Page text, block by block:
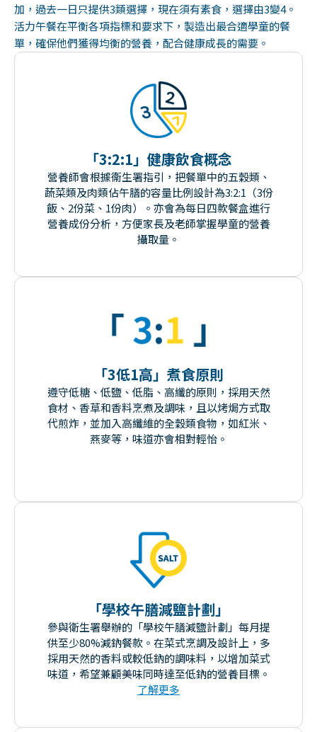
加，過去一日只提供3類選擇，現在須有素食，選擇由3變4。
活力午餐在平衡各項指標和要求下，製造出最合適學童的餐
單，確保他們獲得均衡的營養，配合健康成長的需要。
「3:2:1」健康飲食概念
營養師會根據衞生署指引，把餐單中的五穀類、
蔬菜類及肉類佔午膳的容量比例設計為3:2:1（3份
飯、2份菜、1份肉）。亦會為每日四款餐盒進行
營養成份分析，方便家長及老師掌握學童的營養
攝取量。
「3低1高」煮食原則
遵守低糖、低鹽、低脂、高纖的原則，採用天然
食材、香草和香料烹煮及調味，且以烤焗方式取
代煎炸，並加入高纖維的全穀類食物，如紅米、
燕麥等，味道亦會相對輕怡。
「學校午膳減鹽計劃」
參與衛生署舉辦的「學校午膳減鹽計劃」每月提
供至少80%減鈉餐款。在菜式烹調及設計上，多
採用天然的香料或較低鈉的調味料，以增加菜式
味道，希望兼顧美味同時達至低鈉的營養目標。
了解更多